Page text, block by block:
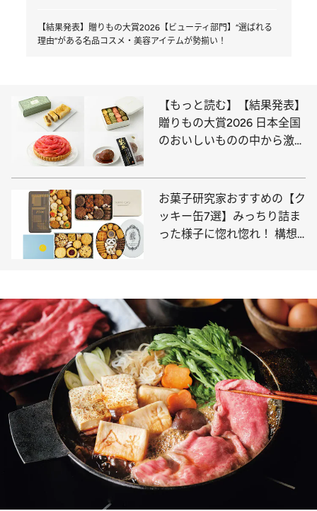
【結果発表】贈りもの大賞2026【ビューティ部門】“選ばれる
理由”がある名品コスメ・美容アイテムが勢揃い！
【もっと読む】【結果発表】
贈りもの大賞2026 日本全国
のおいしいものの中から激戦
は、ご当地の特産素材を活か
したグルメ。栄えある第1位
は信州を代表するクラシック
ホテルの逸品に決定！
お菓子研究家おすすめの【ク
ッキー缶7選】みっちり詰ま
った様子に惚れ惚れ！ 構想